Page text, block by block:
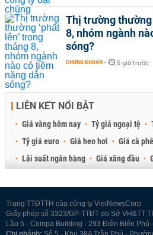
Thị trường thường
8, nhóm ngành
sóng?
CHỨNG KHOÁN - 5 giờ trước
LIÊN KẾT NỔI BẬT
Giá vàng hôm nay Tỷ giá ngoại tệ
Tỷ giá euro
Giá heo hơi Giá cà phê
Lãi suất ngân hàng
Giá xăng dầu
Trang TTĐTTH của công ty VietNewsCorp
Giấy phép số 3323/GP-TTĐT do Sở VH&TT
Lầu 5 - Compa Building - 293 Điện Biên Phủ